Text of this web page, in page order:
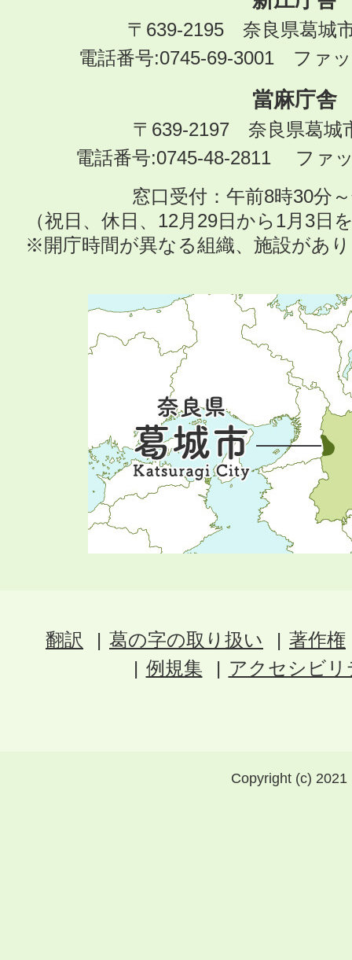
〒639-2195 奈良県葛城
電話番号:0745-69-3001 ファ
當麻庁舎
〒639-2197 奈良県葛城
電話番号:0745-48-2811 ファ
窓口受付：午前8時30分
（祝日、休日、12月29日から1月3日
※開庁時間が異なる組織、施設があ
翻訳 葛の字の取り扱い
著作権
例規集
アクセシビ
Copyright (c)